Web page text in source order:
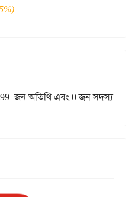
জন অতিথি এবং 0 জন সদস্য